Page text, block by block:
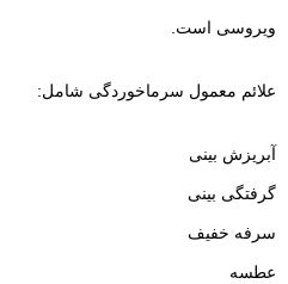
ویروسی است.
علائم معمول سرماخوردگی شامل:
آبریزش بینی
گرفتگی بینی
سرفه خفیف
عطسه